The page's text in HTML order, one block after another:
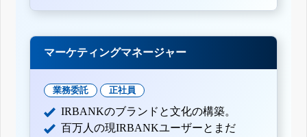
マーケティングマネージャー
業務委託 正社員
IRBANKのブランドと文化の構築。
百万人の現IRBANKユーザーとまだ